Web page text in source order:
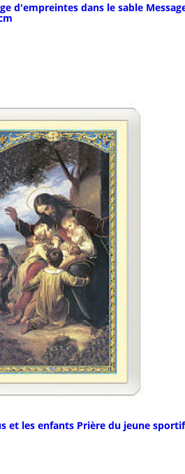
d'empreintes dans le sable
et les enfants Prière du jeune